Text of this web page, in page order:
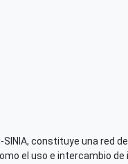
SINIA, constituye una
el uso e intercambio